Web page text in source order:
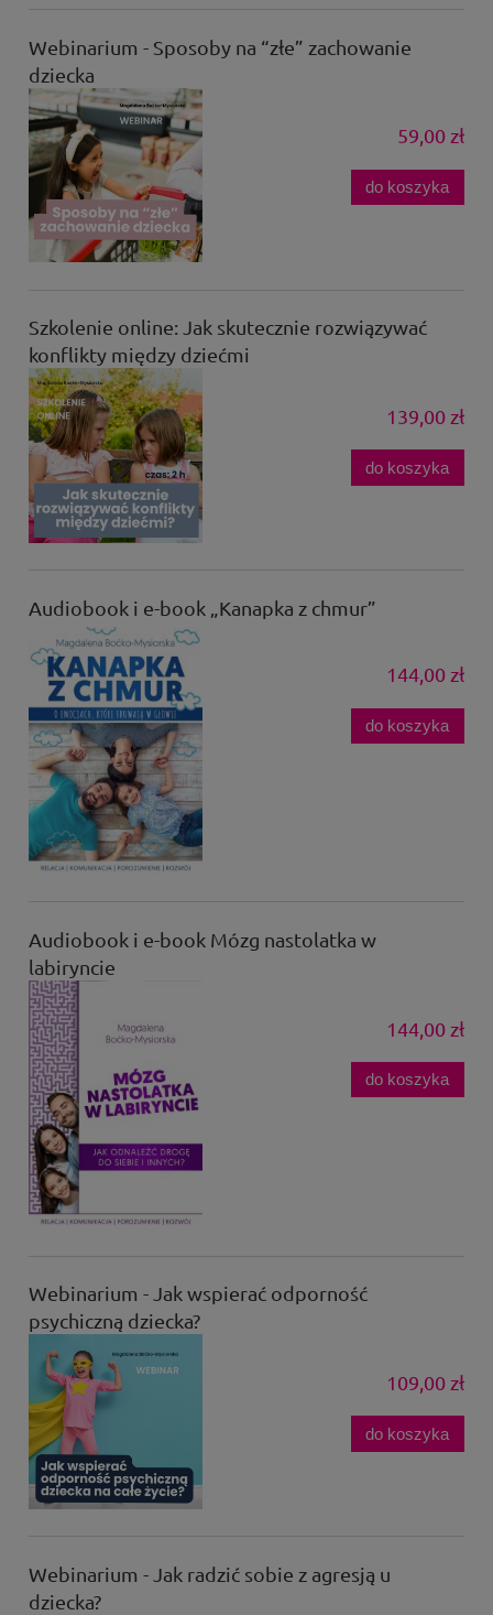
Webinarium - Sposoby na “złe” zachowanie
dziecka
59,00 zł
do koszyka
Szkolenie online: Jak skutecznie rozwiązywać
konflikty między dziećmi
139,00 zł
do koszyka
Audiobook i e-book „Kanapka z chmur”
144,00 zł
do koszyka
Audiobook i e-book Mózg nastolatka w
labiryncie
144,00 zł
do koszyka
Webinarium - Jak wspierać odporność
psychiczną dziecka?
109,00 zł
do koszyka
Webinarium - Jak radzić sobie z agresją u
dziecka?